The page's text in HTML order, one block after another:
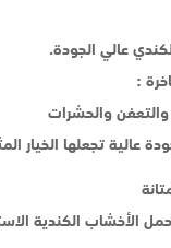
عالي الجودة.
:
عالية تجعلها
الأخشاب الكندية